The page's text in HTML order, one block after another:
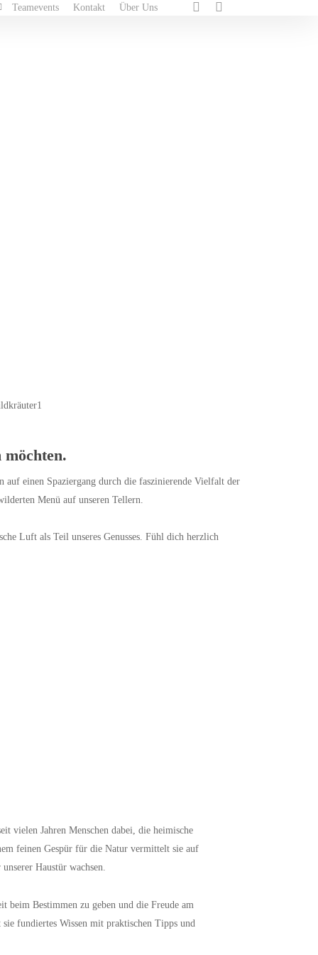
Teamevents Kontakt Über Uns
einen Spaziergang durch die faszinierende Vielfalt der
Menü auf unseren Tellern.
Luft als Teil unseres Genusses. Fühl dich herzlich
vielen Jahren Menschen dabei, die heimische
feinen Gespür für die Natur vermittelt sie auf
Haustür wachsen.
Bestimmen zu geben und die Freude am
fundiertes Wissen mit praktischen Tipps und